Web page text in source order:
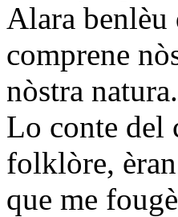
Alara benlèu
comprene
nòstra
Lo conte del
folklòre,
que me